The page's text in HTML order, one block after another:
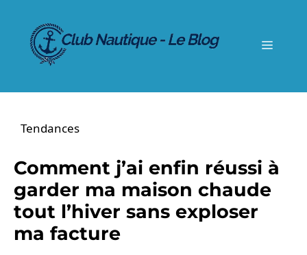
contenu
Menu
Tendances
Comment j’ai enfin réussi à
garder ma maison chaude
tout l’hiver sans exploser
ma facture